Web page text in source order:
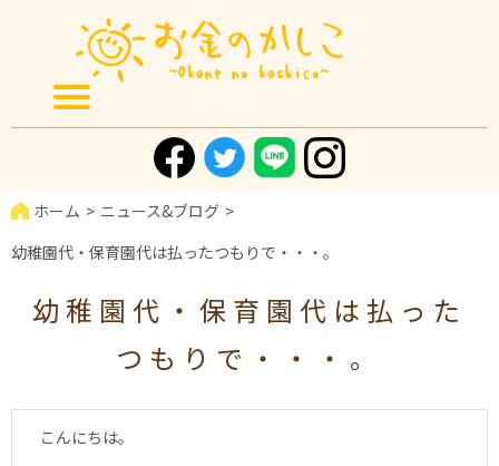
ホーム
ニュース&ブログ
幼稚園代・保育園代は払ったつもりで・・・。
幼稚園代・保育園代は払った
つもりで・・・。
こんにちは。